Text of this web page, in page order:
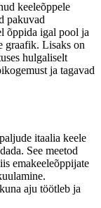
keeleõppele
pakuvad
õppida igal pool ja
graafik. Lisaks on
hulgaliselt
ja tagavad
itaalia keele
See meetod
emakeeleõppijate
aju töötleb ja